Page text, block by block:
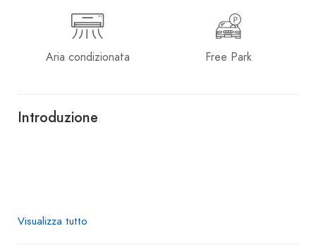
Aria condizionata Free Park
Introduzione
Visualizza tutto